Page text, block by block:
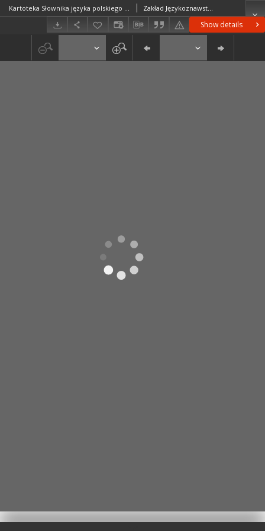
Show details
Kartoteka Słownika języka polskiego XVII i 1. połowy XVIII wieku; Zatybrowy - Zawiśny Zakład Językoznawstwa PAN w Warszawie